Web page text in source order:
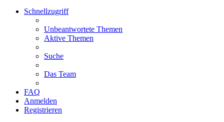
Schnellzugriff
Unbeantwortete Themen
Aktive Themen
Suche
Das Team
FAQ
Anmelden
Registrieren